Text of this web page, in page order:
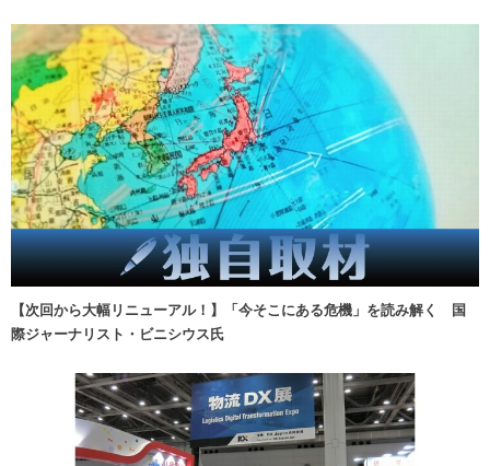
【次回から大幅リニューアル！】「今そこにある危機」を読み解く 国
際ジャーナリスト・ビニシウス氏